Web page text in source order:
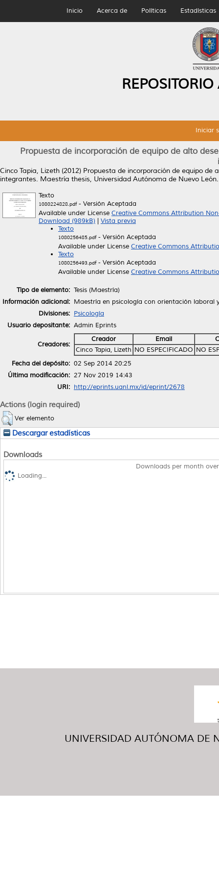
Inicio Acerca de Políticas Estadísticas
Iniciar
Propuesta de incorporación de equipo de alto
Cinco Tapia, Lizeth (2012) Propuesta de incorporación de equipo
integrantes. Maestría thesis, Universidad Autónoma de Nuevo León.
Texto
1080224828.pdf- Versión Aceptada
Available under License Creative Commons Attribution
Download (989kB)
Vista previa
Texto
1080256485.pdf- Versión Aceptada
Available under License Creative Commons
Texto
1080256493.pdf- Versión Aceptada
Available under License Creative Commons
Tipo de elemento: Tesis (Maestría)
Información adicional: Maestría en psicología con orientación laboral
Divisiones: Psicología
Usuario depositante: Admin Eprints
Creadores:
Creador Email
Cinco Tapia, Lizeth NO ESPECIFICADO NO
Fecha del depósito: 02 Sep 2014 20:25
Última modificación: 27 Nov 2019 14:43
URI: http://eprints.uanl.mx/id/eprint/2678
Actions (login required)
Ver elemento
Descargar estadísticas
Downloads
Downloads per month
Loading...
UNIVERSIDAD AUTÓNOMA DE